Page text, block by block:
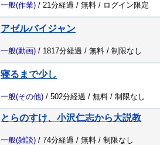
一般(作業) / 21分経過 / 無料 / ログイン限定
アゼルバイジャン
一般(動画) / 1817分経過 / 無料 / 制限なし
寝るまで少し
一般(その他) / 502分経過 / 無料 / 制限なし
とらのすけ、小沢仁志から大説教
一般(雑談) / 74分経過 / 無料 / 制限なし